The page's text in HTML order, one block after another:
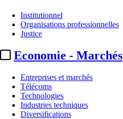
Institutionnel
Organisations professionnelles
Justice
Economie - Marchés
Entreprises et marchés
Télécoms
Technologies
Industries techniques
Diversifications